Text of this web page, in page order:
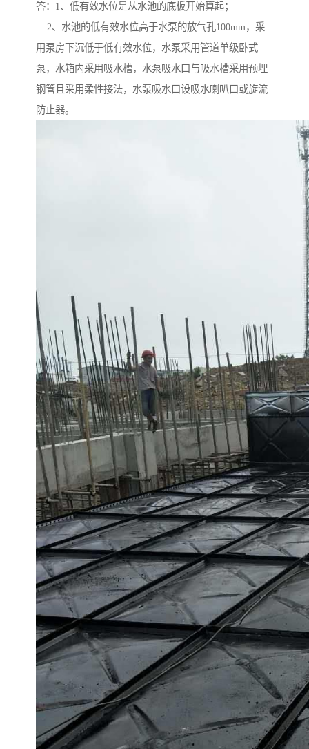
答：1、低有效水位是从水池的底板开始算起；
2、水池的低有效水位高于水泵的放气孔100mm，采
用泵房下沉低于低有效水位，水泵采用管道单级卧式
泵，水箱内采用吸水槽，水泵吸水口与吸水槽采用预埋
钢管且采用柔性接法，水泵吸水口设吸水喇叭口或旋流
防止器。